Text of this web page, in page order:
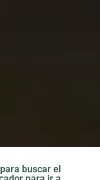
buscar el